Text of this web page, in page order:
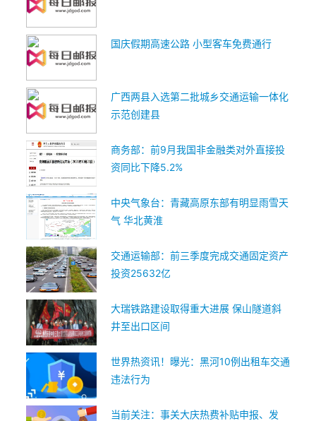
国庆假期高速公路 小型客车免费通行
广西两县入选第二批城乡交通运输一体化
示范创建县
商务部：前9月我国非金融类对外直接投
资同比下降5.2%
中央气象台：青藏高原东部有明显雨雪天
气 华北黄淮
交通运输部：前三季度完成交通固定资产
投资25632亿
大瑞铁路建设取得重大进展 保山隧道斜
井至出口区间
世界热资讯！曝光：黑河10例出租车交通
违法行为
当前关注：事关大庆热费补贴申报、发